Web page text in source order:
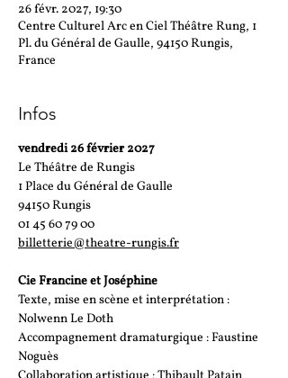
26 févr. 2027, 19:30
Centre Culturel Arc en Ciel Théâtre Rung, 1
Pl. du Général de Gaulle, 94150 Rungis,
France
Infos
vendredi 26 février 2027
Le Théâtre de Rungis
1 Place du Général de Gaulle
94150 Rungis
01 45 60 79 00
billetterie@theatre-rungis.fr
Cie Francine et Joséphine
Texte, mise en scène et interprétation :
Nolwenn Le Doth
Accompagnement dramaturgique : Faustine
Noguès